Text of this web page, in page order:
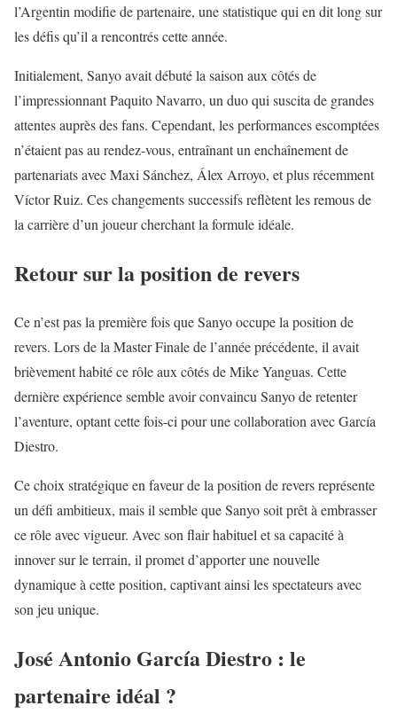
l’Argentin modifie de partenaire, une statistique qui en dit long sur
les défis qu’il a rencontrés cette année.
Initialement, Sanyo avait débuté la saison aux côtés de
l’impressionnant Paquito Navarro, un duo qui suscita de grandes
attentes auprès des fans. Cependant, les performances escomptées
n’étaient pas au rendez-vous, entraînant un enchaînement de
partenariats avec Maxi Sánchez, Álex Arroyo, et plus récemment
Víctor Ruiz. Ces changements successifs reflètent les remous de
la carrière d’un joueur cherchant la formule idéale.
Retour sur la position de revers
Ce n’est pas la première fois que Sanyo occupe la position de
revers. Lors de la Master Finale de l’année précédente, il avait
brièvement habité ce rôle aux côtés de Mike Yanguas. Cette
dernière expérience semble avoir convaincu Sanyo de retenter
l’aventure, optant cette fois-ci pour une collaboration avec García
Diestro.
Ce choix stratégique en faveur de la position de revers représente
un défi ambitieux, mais il semble que Sanyo soit prêt à embrasser
ce rôle avec vigueur. Avec son flair habituel et sa capacité à
innover sur le terrain, il promet d’apporter une nouvelle
dynamique à cette position, captivant ainsi les spectateurs avec
son jeu unique.
José Antonio García Diestro : le
partenaire idéal ?